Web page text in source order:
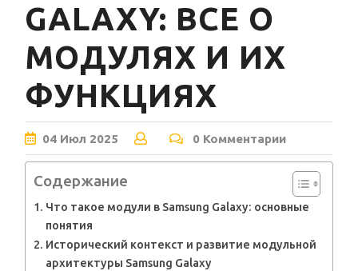
GALAXY: ВСЕ О
МОДУЛЯХ И ИХ
ФУНКЦИЯХ
04 Июл 2025 0 Комментарии
Содержание
Что такое модули в Samsung Galaxy: основные
понятия
Исторический контекст и развитие модульной
архитектуры Samsung Galaxy